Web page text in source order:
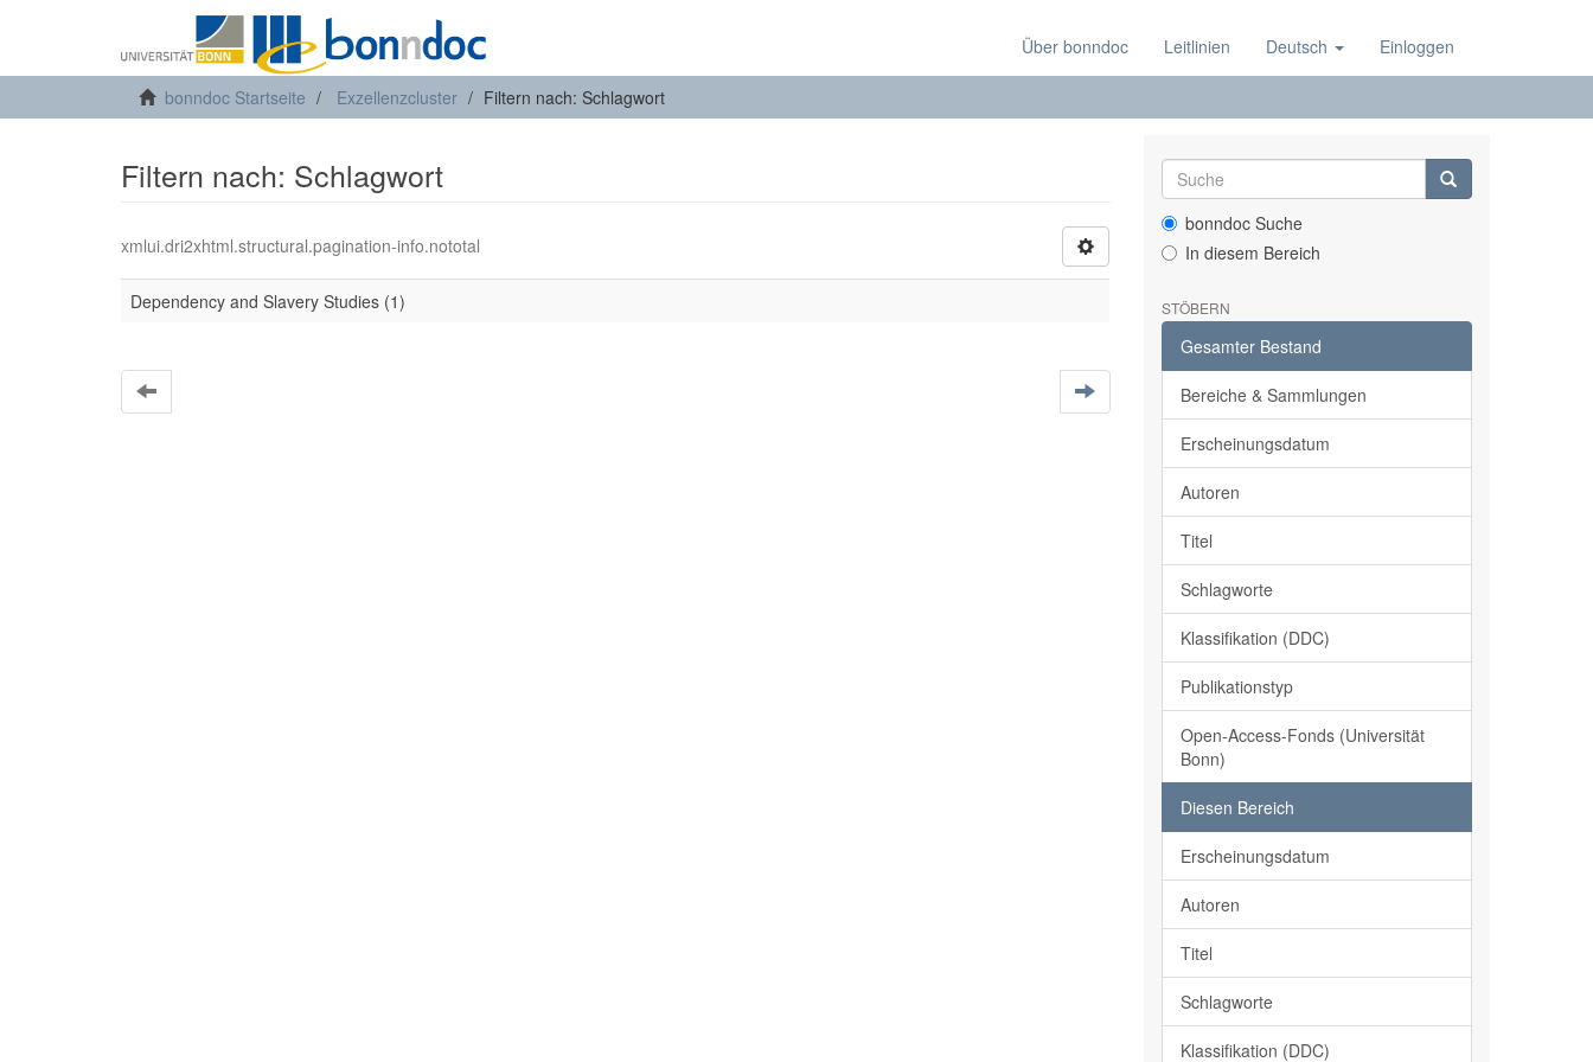
Über bonndoc Leitlinien Deutsch Einloggen
bonndoc Startseite Exzellenzcluster Filtern nach: Schlagwort
Filtern nach: Schlagwort
xmlui.dri2xhtml.structural.pagination-info.nototal
Dependency and Slavery Studies (1)
bonndoc Suche
In diesem Bereich
STÖBERN
Gesamter Bestand
Bereiche & Sammlungen
Erscheinungsdatum
Autoren
Titel
Schlagworte
Klassifikation (DDC)
Publikationstyp
Open-Access-Fonds (Universität
Bonn)
Diesen Bereich
Erscheinungsdatum
Autoren
Titel
Schlagworte
Klassifikation (DDC)